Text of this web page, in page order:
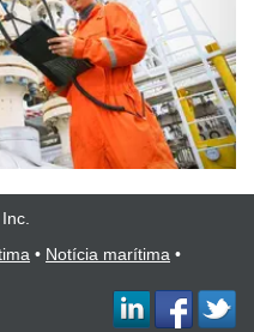
• Notícia marítima •